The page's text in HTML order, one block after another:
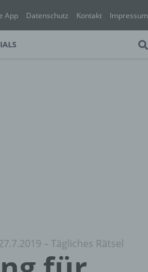
App Datenschutz Kontakt Impressum
– Tägliches Rätsel